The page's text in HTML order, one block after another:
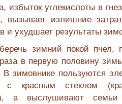
избыток углекислоты в
вызывает излишние
и ухудшает результаты
зимний покой
в первую половину
зимовнике пользуются
с красным стеклом
а выслушивают